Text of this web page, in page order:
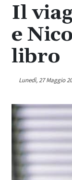
Il
e
libro
Lunedì, 27 Maggio